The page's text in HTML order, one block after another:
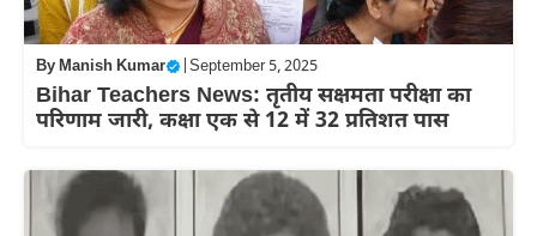
ByManish Kumar September 5, 2025
Bihar Teachers News: तृतीय सक्षमता परीक्षा का
परिणाम जारी, कक्षा एक से 12 में 32 प्रतिशत पास